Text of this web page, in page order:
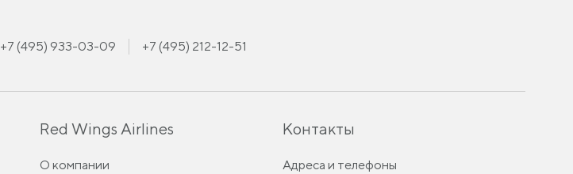
+7 (495) 933-03-09 +7 (495) 212-12-51
Red Wings Airlines
О компании
Контакты
Адреса и телефоны